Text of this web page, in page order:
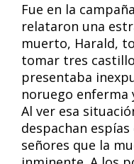
Fue en la
relataron una
muerto, Harald,
tomar tres
presentaba
noruego enferma
Al ver esa
despachan
señores que la